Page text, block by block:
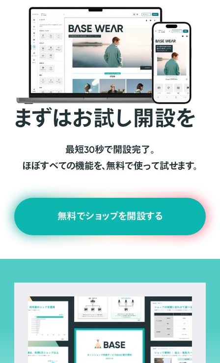
まずはお試し開設を
最短30秒で開設完了。
ほぼすべての機能を、無料で使って試せます。
無料でショップを開設する